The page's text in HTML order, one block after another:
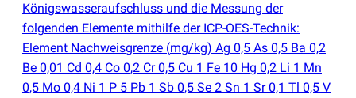
Königswasseraufschluss und die Messung der
folgenden Elemente mithilfe der ICP-OES-Technik:
Element Nachweisgrenze (mg/kg) Ag 0,5 As 0,5 Ba 0,2
Be 0,01 Cd 0,4 Co 0,2 Cr 0,5 Cu 1 Fe 10 Hg 0,2 Li 1 Mn
0,5 Mo 0,4 Ni 1 P 5 Pb 1 Sb 0,5 Se 2 Sn 1 Sr 0,1 Tl 0,5 V